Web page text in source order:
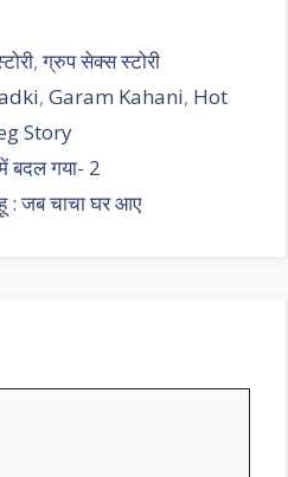
,ग्रुप सेक्स स्टोरी
,Garam Kahani, Hot
Story
बदल गया- 2
: जब चाचा घर आए